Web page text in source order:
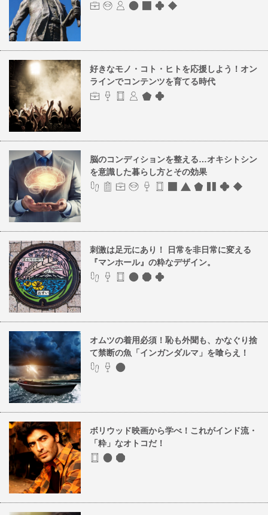
好きなモノ・コト・ヒトを応援しよう！オン
ラインでコンテンツを育てる時代
脳のコンディションを整える…オキシトシン
を意識した暮らし方とその効果
刺激は足元にあり！ 日常を非日常に変える
『マンホール』の粋なデザイン。
オムツの着用必須！恥も外聞も、かなぐり捨
て禁断の魚「インガンダルマ」を喰らえ！
ボリウッド映画から学べ！これがインド流・
「粋」なオトコだ！